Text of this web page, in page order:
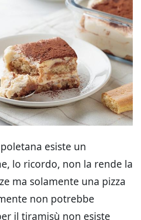
esiste un
lo ricordo, non la rende la
ma solamente una pizza
non potrebbe
il tiramisù non esiste